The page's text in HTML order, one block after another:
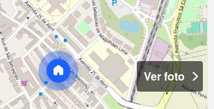
Ver foto